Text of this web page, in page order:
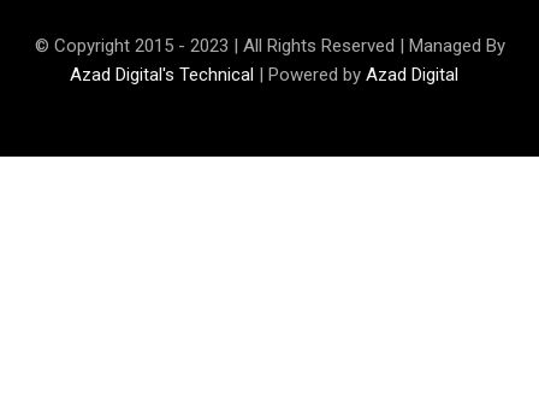
© Copyright 2015 - 2023 | All Rights Reserved | Managed By
Azad Digital's Technical | Powered by Azad Digital